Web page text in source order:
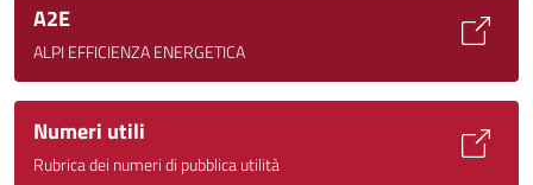
A2E
ALPI EFFICIENZA ENERGETICA
Numeri utili
Rubrica dei numeri di pubblica utilità